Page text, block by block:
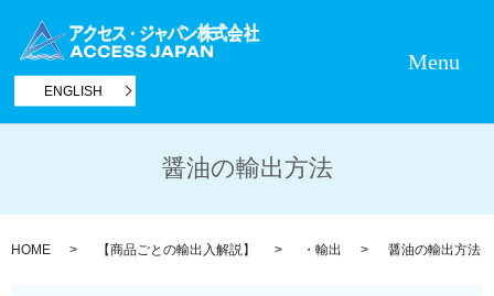
ENGLISH
Menu
醤油の輸出方法
HOME 【商品ごとの輸出入解説】 ・輸出 醤油の輸出方法